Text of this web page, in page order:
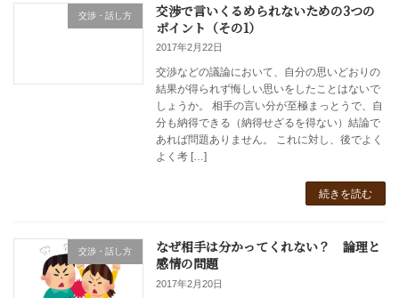
交渉・話し方
交渉で言いくるめられないための3つの
ポイント（その1）
2017年2月22日
交渉などの議論において、自分の思いどおりの
結果が得られず悔しい思いをしたことはないで
しょうか。 相手の言い分が至極まっとうで、自
分も納得できる（納得せざるを得ない）結論で
あれば問題ありません。 これに対し、後でよく
よく考 […]
続きを読む
交渉・話し方
なぜ相手は分かってくれない？ 論理と
感情の問題
2017年2月20日